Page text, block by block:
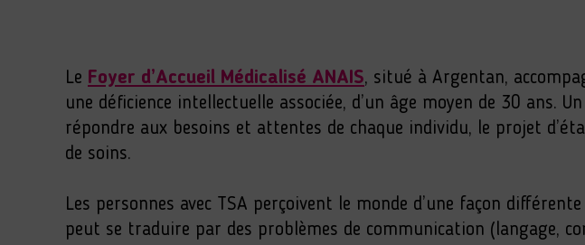
Le Foyer d’Accueil Médicalisé ANAIS, situé à Argentan,
une déficience intellectuelle associée, d’un âge moyen de 30 ans.
répondre aux besoins et attentes de chaque individu, le projet
de soins.
Les personnes avec TSA perçoivent le monde d’une façon
peut se traduire par des problèmes de communication (langage,